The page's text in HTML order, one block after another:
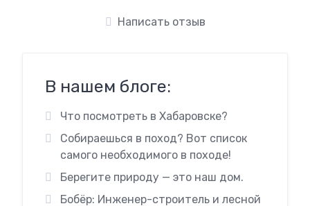
Написать отзыв
В нашем блоге:
Что посмотреть в Хабаровске?
Собираешься в поход? Вот список
самого необходимого в походе!
Берегите природу — это наш дом.
Бобёр: Инженер-строитель и лесной